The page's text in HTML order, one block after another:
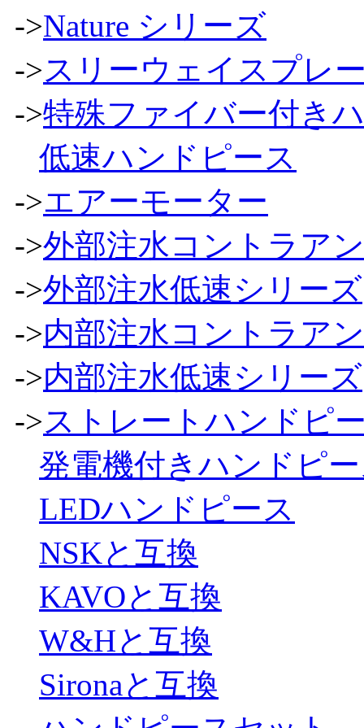
->Nature シリーズ
->スリーウェイスプレ
->特殊ファイバー付き
低速ハンドピース
->エアーモーター
->外部注水コントラア
->外部注水低速シリーズ
->内部注水コントラア
->内部注水低速シリーズ
->ストレートハンドピ
発電機付きハンドピ
LEDハンドピース
NSKと互換
KAVOと互換
W&Hと互換
Sironaと互換